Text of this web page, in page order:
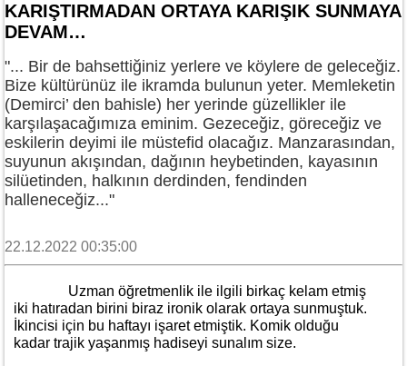
KARIŞTIRMADAN ORTAYA KARIŞIK SUNMAYA
DEVAM…
"... Bir de bahsettiğiniz yerlere ve köylere de geleceğiz.
Bize kültürünüz ile ikramda bulunun yeter. Memleketin
(Demirci’ den bahisle) her yerinde güzellikler ile
karşılaşacağımıza eminim. Gezeceğiz, göreceğiz ve
eskilerin deyimi ile müstefid olacağız. Manzarasından,
suyunun akışından, dağının heybetinden, kayasının
silüetinden, halkının derdinden, fendinden
halleneceğiz..."
22.12.2022 00:35:00
Uzman öğretmenlik ile ilgili birkaç kelam etmiş
iki hatıradan birini biraz ironik olarak ortaya sunmuştuk.
İkincisi için bu haftayı işaret etmiştik. Komik olduğu
kadar trajik yaşanmış hadiseyi sunalım size.